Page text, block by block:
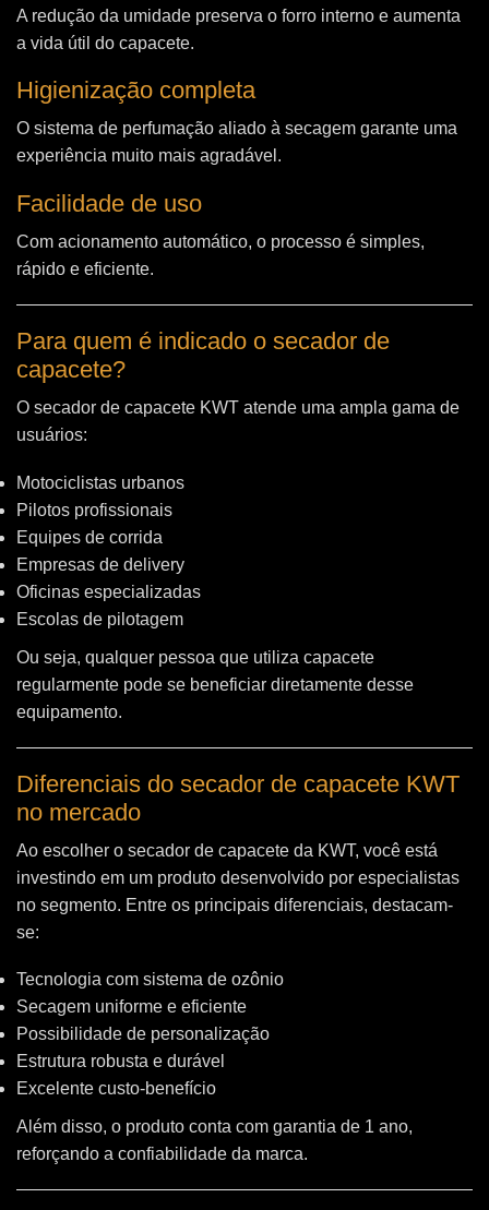
A redução da umidade preserva o forro interno e aumenta
a vida útil do capacete.
Higienização completa
O sistema de perfumação aliado à secagem garante uma
experiência muito mais agradável.
Facilidade de uso
Com acionamento automático, o processo é simples,
rápido e eficiente.
Para quem é indicado o secador de
capacete?
O secador de capacete KWT atende uma ampla gama de
usuários:
Motociclistas urbanos
Pilotos profissionais
Equipes de corrida
Empresas de delivery
Oficinas especializadas
Escolas de pilotagem
Ou seja, qualquer pessoa que utiliza capacete
regularmente pode se beneficiar diretamente desse
equipamento.
Diferenciais do secador de capacete KWT
no mercado
Ao escolher o secador de capacete da KWT, você está
investindo em um produto desenvolvido por especialistas
no segmento. Entre os principais diferenciais, destacam-
se:
Tecnologia com sistema de ozônio
Secagem uniforme e eficiente
Possibilidade de personalização
Estrutura robusta e durável
Excelente custo-benefício
Além disso, o produto conta com garantia de 1 ano,
reforçando a confiabilidade da marca.